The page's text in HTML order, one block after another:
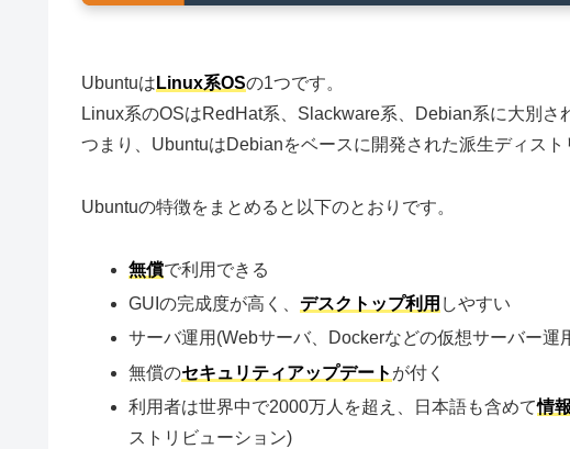
Ubuntuは Linux系OSの1つです。
Linux系のOSはRedHat系、Slackware系、Debian系に大別さ
つまり、UbuntuはDebianをベースに開発された派生ディスト
Ubuntuの特徴をまとめると以下のとおりです。
無償で利用できる
GUIの完成度が高く、デスクトップ利用 しやすい
サーバ運用(Webサーバ、Dockerなどの仮想サーバー運
無償のセキュリティアップデート が付く
利用者は世界中で2000万人を超え、日本語も含めて情
ストリビューション)